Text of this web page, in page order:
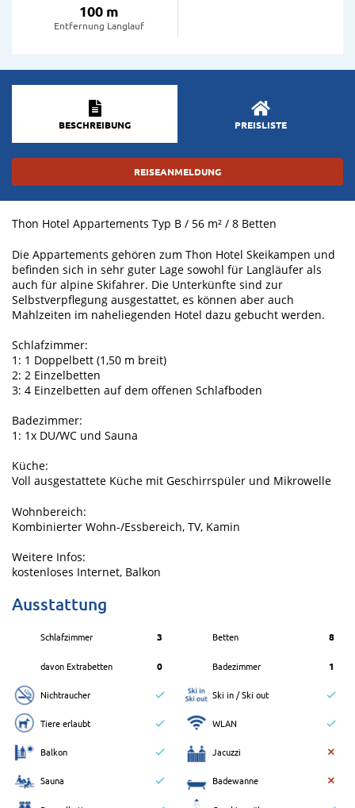
100 m
Entfernung Langlauf
BESCHREIBUNG PREISLISTE
REISEANMELDUNG
Thon Hotel Appartements Typ B / 56 m² / 8 Betten
Die Appartements gehören zum Thon Hotel Skeikampen und
befinden sich in sehr guter Lage sowohl für Langläufer als
auch für alpine Skifahrer. Die Unterkünfte sind zur
Selbstverpflegung ausgestattet, es können aber auch
Mahlzeiten im naheliegenden Hotel dazu gebucht werden.
Schlafzimmer:
1: 1 Doppelbett (1,50 m breit)
2: 2 Einzelbetten
3: 4 Einzelbetten auf dem offenen Schlafboden
Badezimmer:
1: 1x DU/WC und Sauna
Küche:
Voll ausgestattete Küche mit Geschirrspüler und Mikrowelle
Wohnbereich:
Kombinierter Wohn-/Essbereich, TV, Kamin
Weitere Infos:
kostenloses Internet, Balkon
Ausstattung
Schlafzimmer 3 Betten 8
davon Extrabetten 0 Badezimmer 1
Nichtraucher Ski in / Ski out
Tiere erlaubt WLAN
Balkon Jacuzzi
Sauna Badewanne